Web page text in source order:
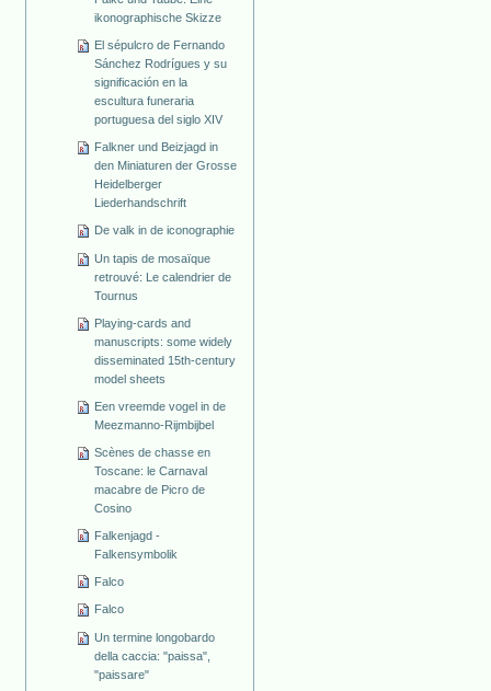
ikonographische Skizze
El sépulcro de Fernando
Sánchez Rodrígues y su
significación en la
escultura funeraria
portuguesa del siglo XIV
Falkner und Beizjagd in
den Miniaturen der Grosse
Heidelberger
Liederhandschrift
De valk in de iconographie
Un tapis de mosaïque
retrouvé: Le calendrier de
Tournus
Playing-cards and
manuscripts: some widely
disseminated 15th-century
model sheets
Een vreemde vogel in de
Meezmanno-Rijmbijbel
Scènes de chasse en
Toscane: le Carnaval
macabre de Picro de
Cosino
Falkenjagd -
Falkensymbolik
Falco
Falco
Un termine longobardo
della caccia: "paissa",
"paissare"